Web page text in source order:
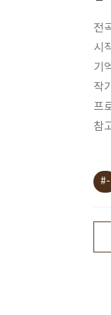
전
시
기
작
프
참
#-